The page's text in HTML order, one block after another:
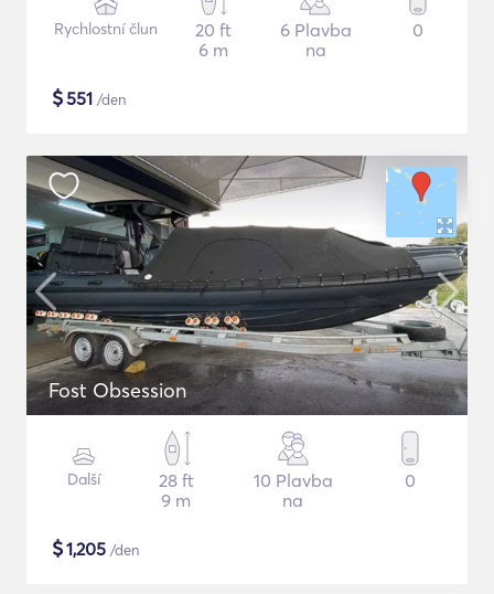
Rychlostní člun
20 ft
6 m
6 Plavba
na
0
$551 /den
Fost Obsession
Další
28 ft
9 m
10 Plavba
na
0
$1,205 /den